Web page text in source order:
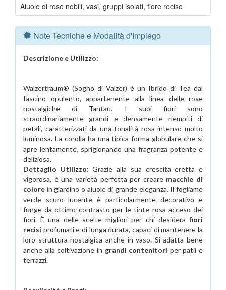
Aiuole di rose nobili, vasi, gruppi isolati, fiore reciso
Note Tecniche e Modalità d'Impiego
Descrizione e Utilizzo:
Walzertraum® (Sogno di Valzer) è un Ibrido di Tea dal
fascino opulento, appartenente alla linea delle rose
nostalgiche di Tantau. I suoi fiori sono
straordinariamente grandi e densamente riempiti di
petali, caratterizzati da una tonalità rosa intenso molto
luminosa. La corolla ha una tipica forma globulare che si
apre lentamente, sprigionando una fragranza potente e
deliziosa.
Dettaglio Utilizzo: Grazie alla sua crescita eretta e
vigorosa, è una varietà perfetta per creare macchie di
colore in giardino o aiuole di grande eleganza. Il fogliame
verde scuro lucente è particolarmente decorativo e
funge da ottimo contrasto per le tinte rosa acceso dei
fiori. È una delle scelte migliori per chi desidera fiori
recisi profumati e di lunga durata, capaci di mantenere la
loro struttura nostalgica anche in vaso. Si adatta bene
anche alla coltivazione in grandi contenitori per patii e
terrazzi.